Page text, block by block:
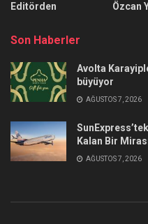
Editörden
Özcan
Son Haberler
Avolta
büyüyor
AĞUSTOS 7, 2026
Kalan Bir
AĞUSTOS 7, 2026